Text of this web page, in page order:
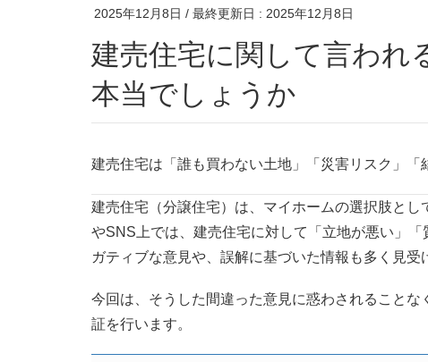
2025年12月8日 / 最終更新日 : 2025年12月8日
建売住宅に関して言われ
本当でしょうか
建売住宅は「誰も買わない土地」「災害リスク」「
建売住宅（分譲住宅）は、マイホームの選択肢と
やSNS上では、建売住宅に対して「立地が悪い」
ガティブな意見や、誤解に基づいた情報も多く見受
今回は、そうした間違った意見に惑わされること
証を行います。